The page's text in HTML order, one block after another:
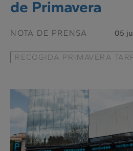
de Primavera
NOTA DE PRENSA 05
RECOGIDA PRIMAVERA